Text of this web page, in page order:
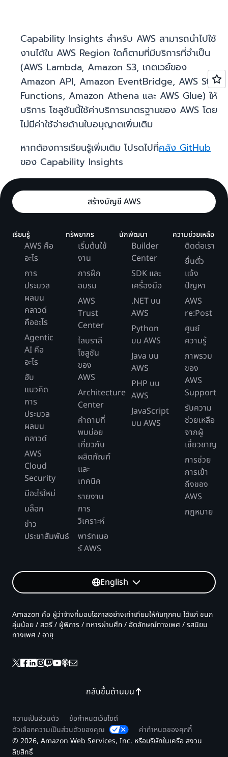
Capability Insights สำหรับ AWS สามารถนำไปใช้
งานได้ใน AWS Region ใดก็ตามที่มีบริการที่จำเป็น
(AWS Lambda, Amazon S3, เกตเวย์ของ
Amazon API, Amazon EventBridge, AWS Step
Functions, Amazon Athena และ AWS Glue) ให้
บริการ โซลูชันนี้ใช้ค่าบริการมาตรฐานของ AWS โดย
ไม่มีค่าใช้จ่ายด้านใบอนุญาตเพิ่มเติม
หากต้องการเรียนรู้เพิ่มเติม โปรดไปที่คลัง GitHub
ของ Capability Insights
สร้างบัญชี AWS
เรียนรู้
AWS คือ
อะไร
การ
ประมวล
ผลบน
คลาวด์
คืออะไร
Agentic
AI คือ
อะไร
ฮับ
แนวคิด
การ
ประมวล
ผลบน
คลาวด์
AWS
Cloud
Security
มีอะไรใหม่
บล็อก
ข่าว
ประชาสัมพันธ์
ทรัพยากร
เริ่มต้นใช้
งาน
การฝึก
อบรม
AWS
Trust
Center
ไลบราลี
โซลูชัน
ของ
AWS
Architecture
Center
คำถามที่
พบบ่อย
เกี่ยวกับ
ผลิตภัณฑ์
และ
เทคนิค
รายงาน
การ
วิเคราะห์
พาร์ทเนอ
ร์ AWS
นักพัฒนา
Builder
Center
SDK และ
เครื่องมือ
.NET บน
AWS
Python
บน AWS
Java บน
AWS
PHP บน
AWS
JavaScript
บน AWS
ความช่วยเหลือ
ติดต่อเรา
ยื่นตั๋ว
แจ้ง
ปัญหา
AWS
re:Post
ศูนย์
ความรู้
ภาพรวม
ของ
AWS
Support
รับความ
ช่วยเหลือ
จากผู้
เชี่ยวชาญ
การช่วย
การเข้า
ถึงของ
AWS
กฎหมาย
English
กลับขึ้นด้านบน
Amazon คือ ผู้ว่าจ้างที่มอบโอกาสอย่างเท่าเทียมให้กับทุกคน ได้แก่ ชนก
ลุ่มน้อย / สตรี / ผู้พิการ / ทหารผ่านศึก / อัตลักษณ์ทางเพศ / รสนิยม
ทางเพศ / อายุ
ความเป็นส่วนตัว
ข้อกำหนดเว็บไซต์
ตัวเลือกความเป็นส่วนตัวของคุณ
ค่ากำหนดของคุกกี้
© 2026, Amazon Web Services, Inc. หรือบริษัทในเครือ สงวน
ลิขสิทธิ์